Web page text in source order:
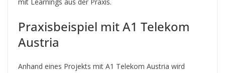
Praxisbeispiel mit A1 Telekom
Austria
Anhand eines Projekts mit A1 Telekom Austria wird